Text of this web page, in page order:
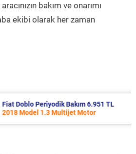
aracınızın bakım ve onarımı
ekibi olarak her zaman
Periyodik Bakım 6.951 TL
1.3 Multijet Motor